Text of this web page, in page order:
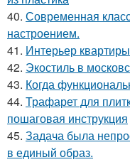
40. Современная
настроением.
41. Интерьер
42. Экостиль в
43. Когда
44. Трафарет для
пошаговая инструкция
45. Задача была
в единый образ.